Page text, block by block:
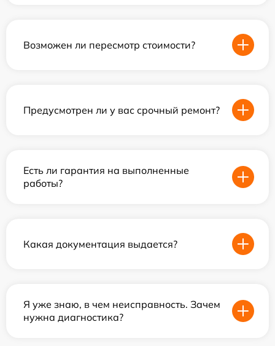
Возможен ли пересмотр стоимости?
Предусмотрен ли у вас срочный ремонт?
Есть ли гарантия на выполненные
работы?
Какая документация выдается?
Я уже знаю, в чем неисправность. Зачем
нужна диагностика?